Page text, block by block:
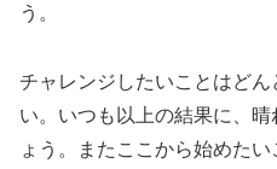
う。
チャレンジしたいことはど
い。いつも以上の結果に、
ょう。またここから始めた